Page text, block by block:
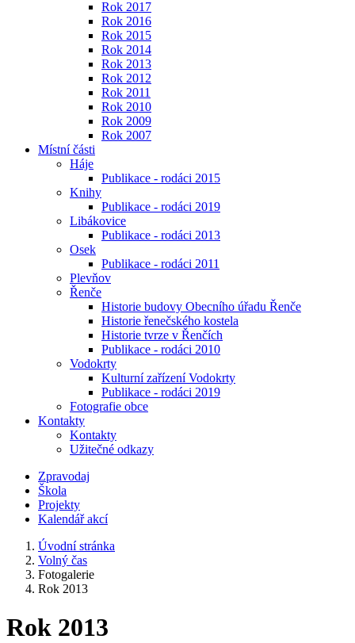
Rok 2017
Rok 2016
Rok 2015
Rok 2014
Rok 2013
Rok 2012
Rok 2011
Rok 2010
Rok 2009
Rok 2007
Místní části
Háje
Publikace - rodáci 2015
Knihy
Publikace - rodáci 2019
Libákovice
Publikace - rodáci 2013
Osek
Publikace - rodáci 2011
Plevňov
Řenče
Historie budovy Obecního úřadu Řenče
Historie řenečského kostela
Historie tvrze v Řenčích
Publikace - rodáci 2010
Vodokrty
Kulturní zařízení Vodokrty
Publikace - rodáci 2019
Fotografie obce
Kontakty
Kontakty
Užitečné odkazy
Zpravodaj
Škola
Projekty
Kalendář akcí
Úvodní stránka
Volný čas
Fotogalerie
Rok 2013
Rok 2013